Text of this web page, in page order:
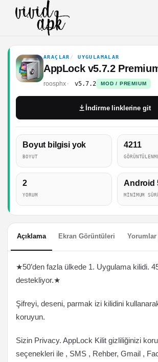
ARAÇLAR UYGULAMALAR
AppLock v5.7.2
roosphx v5.7.2 MOD / PREMIUM
Boyut bilgisi yok
BOYUT
4211
2
YORUM
Android
MINIMUM
İndirme linklerine git
Açıklama Ekran Görüntüleri Yorumlar
★50’den fazla ülkede 1. Uygulama kilidi.
destekliyor.★
Şifreyi, deseni, parmak izi kilidini
koruyun.
Sizin Privacy. AppLock Kilit gizliliğinizi
seçenekleri ile , SMS , Rehber, Gmail ,